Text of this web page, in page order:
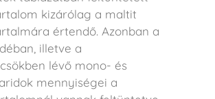
kizárólag a maltit
értendő. Azonban a
illetve a
lévő mono- és
mennyiségei a